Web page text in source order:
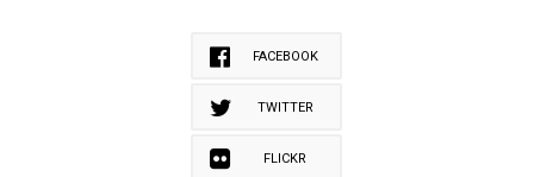
FACEBOOK
TWITTER
FLICKR